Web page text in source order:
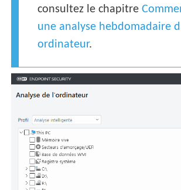
consultez le chapitre
une analyse hebdomadaire
ordinateur.